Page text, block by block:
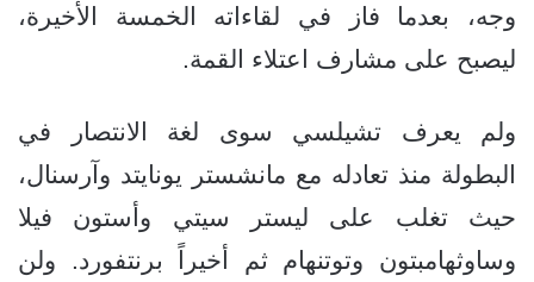
وجه، بعدما فاز في لقاءاته الخمسة الأخيرة،
ليصبح على مشارف اعتلاء القمة.
ولم يعرف تشيلسي سوى لغة الانتصار في
البطولة منذ تعادله مع مانشستر يونايتد وآرسنال،
حيث تغلب على ليستر سيتي وأستون فيلا
وساوثهامبتون وتوتنهام ثم أخيراً برنتفورد. ولن